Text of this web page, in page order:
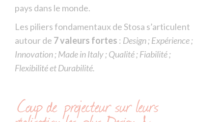
pays dans le monde.
Les piliers fondamentaux de Stosa s’articulent
autour de 7 valeurs fortes : Design ; Expérience ;
Innovation ; Made in Italy ; Qualité ; Fiabilité ;
Flexibilité et Durabilité.
Coup de projecteur sur leurs